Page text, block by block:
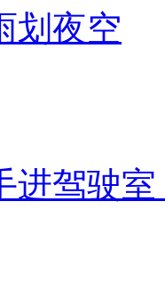
划夜空
进驾驶